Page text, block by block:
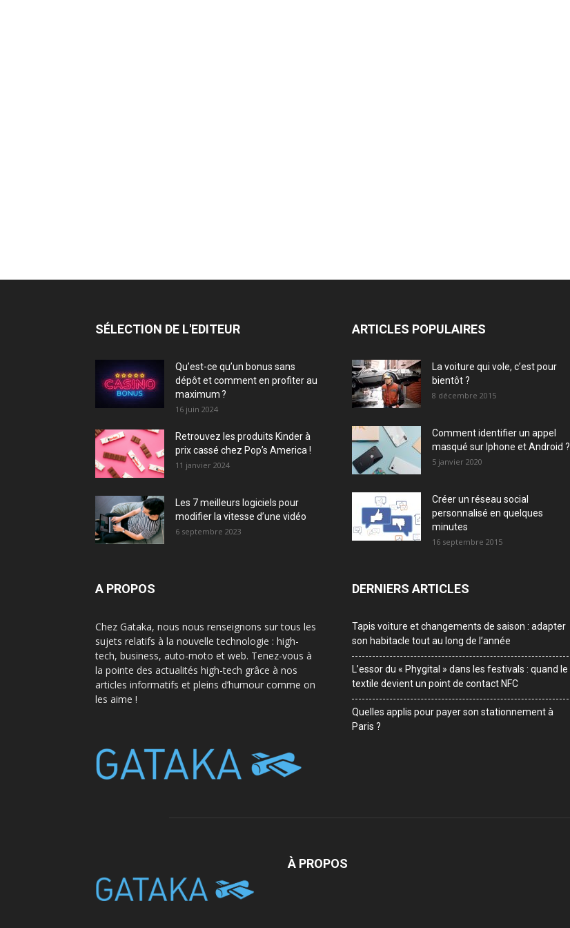
SÉLECTION DE L'EDITEUR
Qu’est-ce qu’un bonus sans
dépôt et comment en profiter au
maximum ?
16 juin 2024
Retrouvez les produits Kinder à
prix cassé chez Pop’s America !
11 janvier 2024
Les 7 meilleurs logiciels pour
modifier la vitesse d’une vidéo
6 septembre 2023
A PROPOS
Chez Gataka, nous nous renseignons sur tous les
sujets relatifs à la nouvelle technologie : high-
tech, business, auto-moto et web. Tenez-vous à
la pointe des actualités high-tech grâce à nos
articles informatifs et pleins d’humour comme on
les aime !
ARTICLES POPULAIRES
La voiture qui vole, c’est pour
bientôt ?
8 décembre 2015
Comment identifier un appel
masqué sur Iphone et Android ?
5 janvier 2020
Créer un réseau social
personnalisé en quelques
minutes
16 septembre 2015
DERNIERS ARTICLES
Tapis voiture et changements de saison : adapter
son habitacle tout au long de l’année
L’essor du « Phygital » dans les festivals : quand le
textile devient un point de contact NFC
Quelles applis pour payer son stationnement à
Paris ?
À PROPOS